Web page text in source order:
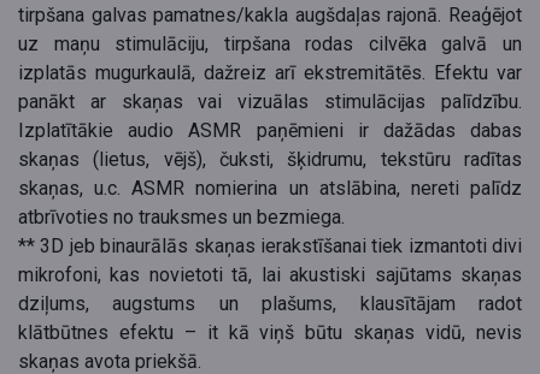
tirpšana galvas pamatnes/kakla augšdaļas rajonā. Reaģējot
uz maņu stimulāciju, tirpšana rodas cilvēka galvā un
izplatās mugurkaulā, dažreiz arī ekstremitātēs. Efektu var
panākt ar skaņas vai vizuālas stimulācijas palīdzību.
Izplatītākie audio ASMR paņēmieni ir dažādas dabas
skaņas (lietus, vējš), čuksti, šķidrumu, tekstūru radītas
skaņas, u.c. ASMR nomierina un atslābina, nereti palīdz
atbrīvoties no trauksmes un bezmiega.
** 3D jeb binaurālās skaņas ierakstīšanai tiek izmantoti divi
mikrofoni, kas novietoti tā, lai akustiski sajūtams skaņas
dziļums, augstums un plašums, klausītājam radot
klātbūtnes efektu – it kā viņš būtu skaņas vidū, nevis
skaņas avota priekšā.